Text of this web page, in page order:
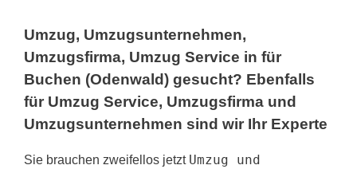
Umzug, Umzugsunternehmen,
Umzugsfirma, Umzug Service in für
Buchen (Odenwald) gesucht? Ebenfalls
für Umzug Service, Umzugsfirma und
Umzugsunternehmen sind wir Ihr Experte
Sie brauchen zweifellos jetzt Umzug und